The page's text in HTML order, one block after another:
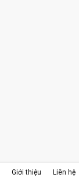
Giới thiệu Liên hệ